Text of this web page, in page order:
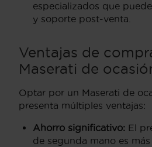
especializados que
y soporte post-venta.
Ventajas de
Maserati de
Optar por un Maserati de
presenta múltiples ventajas:
Ahorro significativo: El
de segunda mano es